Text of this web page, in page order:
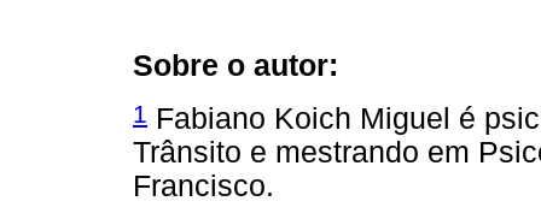
Sobre o autor:
1 Fabiano Koich Miguel é
Trânsito e mestrando em
Francisco.